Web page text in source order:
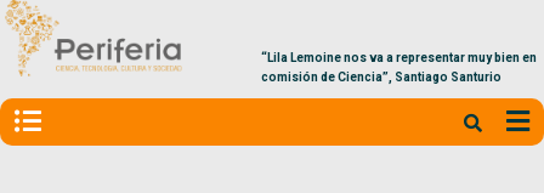
“Lila Lemoine nos va a representar muy bien en la
comisión de Ciencia”, Santiago Santurio